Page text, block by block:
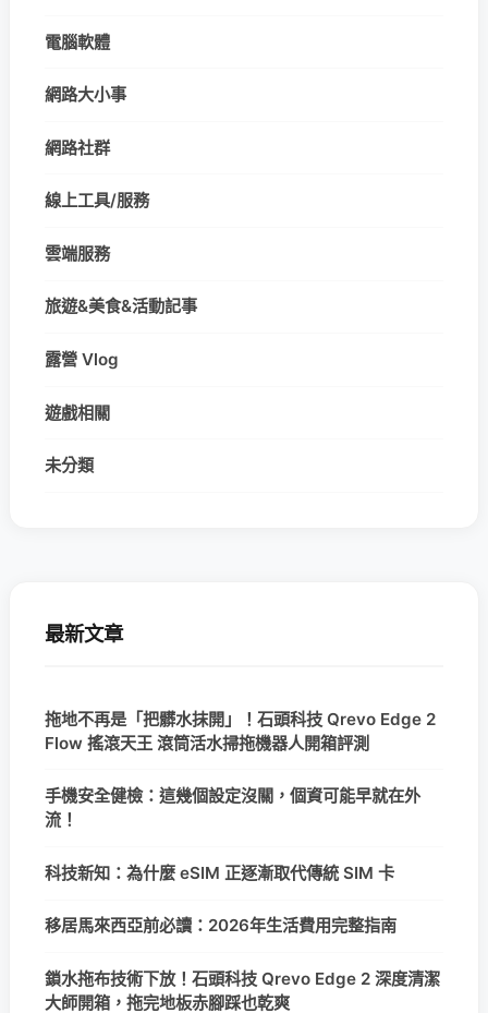
電腦軟體
網路大小事
網路社群
線上工具/服務
雲端服務
旅遊&美食&活動記事
露營 Vlog
遊戲相關
未分類
最新文章
拖地不再是「把髒水抹開」！石頭科技 Qrevo Edge 2
Flow 搖滾天王 滾筒活水掃拖機器人開箱評測
手機安全健檢：這幾個設定沒關，個資可能早就在外
流！
科技新知：為什麼 eSIM 正逐漸取代傳統 SIM 卡
移居馬來西亞前必讀：2026年生活費用完整指南
鎖水拖布技術下放！石頭科技 Qrevo Edge 2 深度清潔
大師開箱，拖完地板赤腳踩也乾爽